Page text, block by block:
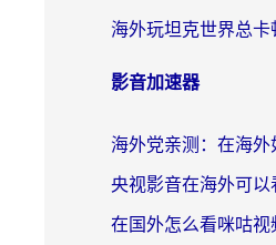
影音加速器